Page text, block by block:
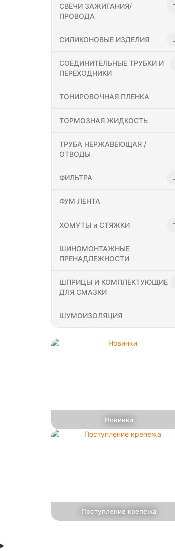
СВЕЧИ ЗАЖИГАНИЯ/
ПРОВОДА
СИЛИКОНОВЫЕ ИЗДЕЛИЯ
СОЕДИНИТЕЛЬНЫЕ ТРУБКИ И
ПЕРЕХОДНИКИ
ТОНИРОВОЧНАЯ ПЛЕНКА
ТОРМОЗНАЯ ЖИДКОСТЬ
ТРУБА НЕРЖАВЕЮЩАЯ /
ОТВОДЫ
ФИЛЬТРА
ФУМ ЛЕНТА
ХОМУТЫ и СТЯЖКИ
ШИНОМОНТАЖНЫЕ
ПРЕНАДЛЕЖНОСТИ
ШПРИЦЫ И КОМПЛЕКТУЮЩИЕ
ДЛЯ СМАЗКИ
ШУМОИЗОЛЯЦИЯ
Новинки
Поступление крепежа